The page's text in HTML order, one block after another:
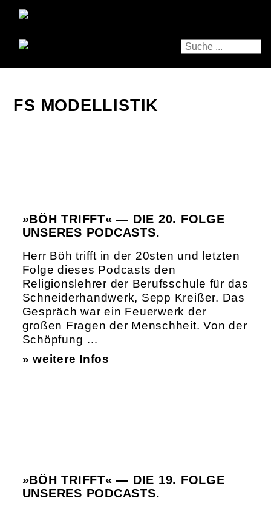
FS MODELLISTIK
»BÖH TRIFFT« — DIE 20. FOLGE
UNSERES PODCASTS.
Herr Böh trifft in der 20sten und letzten
Folge dieses Podcasts den
Religionslehrer der Berufsschule für das
Schneiderhandwerk, Sepp Kreißer. Das
Gespräch war ein Feuerwerk der
großen Fragen der Menschheit. Von der
Schöpfung …
» weitere Infos
»BÖH TRIFFT« — DIE 19. FOLGE
UNSERES PODCASTS.